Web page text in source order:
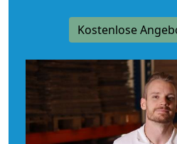
Kostenlose